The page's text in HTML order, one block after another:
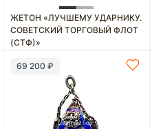
ЖЕТОН «ЛУЧШЕМУ УДАРНИКУ.
СОВЕТСКИЙ ТОРГОВЫЙ ФЛОТ
(СТФ)»
69 200 ₽